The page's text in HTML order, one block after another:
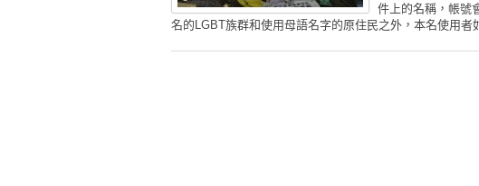
件上的名稱，帳號
名的LGBT族群和使用母語名字的原住民之外，本名使用者